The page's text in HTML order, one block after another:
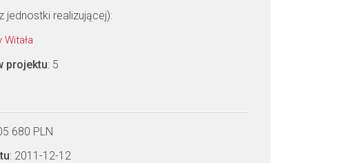
jednostki realizującej):
projektu: 5
680 PLN
: 2011-12-12